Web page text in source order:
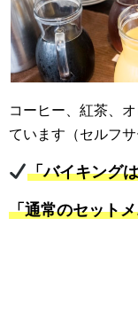
コーヒー、紅茶、
ています（セルフサ
「バイキング
「通常のセット